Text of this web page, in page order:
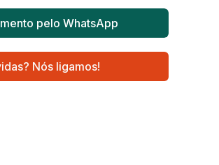
pelo WhatsApp
Nós ligamos!